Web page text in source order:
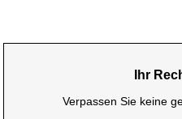
Ihr
Verpassen Sie keine